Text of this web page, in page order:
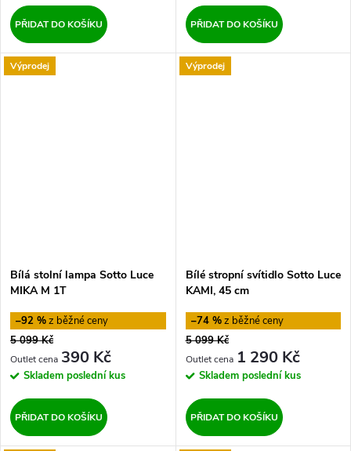
PŘIDAT DO KOŠÍKU PŘIDAT DO KOŠÍKU
Výprodej
Bílá stolní lampa Sotto Luce
MIKA M 1T
–92 %
5 099 Kč
390 Kč
Skladem poslední kus
PŘIDAT DO KOŠÍKU
Výprodej
Bílé stropní svítidlo Sotto Luce
KAMI, 45 cm
–74 %
5 099 Kč
1 290 Kč
Skladem poslední kus
PŘIDAT DO KOŠÍKU